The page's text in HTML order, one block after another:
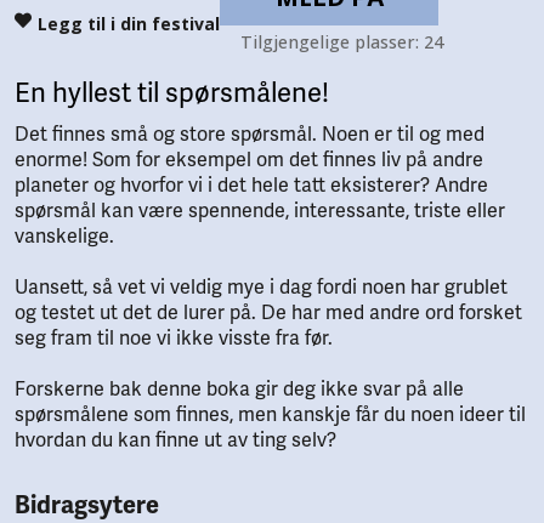
Legg til i din festival
Tilgjengelige plasser: 24
En hyllest til spørsmålene!
Det finnes små og store spørsmål. Noen er til og med
enorme! Som for eksempel om det finnes liv på andre
planeter og hvorfor vi i det hele tatt eksisterer? Andre
spørsmål kan være spennende, interessante, triste eller
vanskelige.
Uansett, så vet vi veldig mye i dag fordi noen har grublet
og testet ut det de lurer på. De har med andre ord forsket
seg fram til noe vi ikke visste fra før.
Forskerne bak denne boka gir deg ikke svar på alle
spørsmålene som finnes, men kanskje får du noen ideer til
hvordan du kan finne ut av ting selv?
Bidragsytere